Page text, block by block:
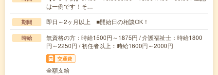
は一例です！そ…
期間 即日～2ヶ月以上 ■開始日の相談OK！
時給
無資格の方：時給1500円～1875円 / 介護福祉士：時給1800
円～2250円 / 初任者以上：時給1600円～2000円
交通費
全額支給